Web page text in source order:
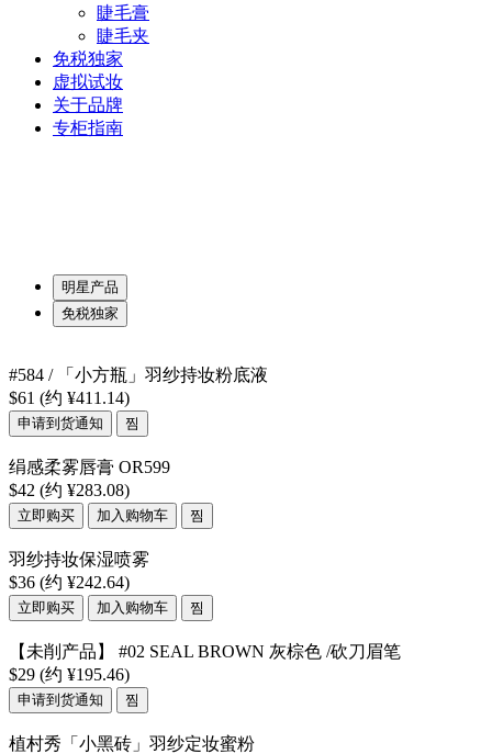
睫毛膏
睫毛夹
免税独家
虚拟试妆
关于品牌
专柜指南
明星产品
免税独家
#584 / 「小方瓶」羽纱持妆粉底液
$61 (约 ¥411.14)
申请到货通知 찜
绢感柔雾唇膏 OR599
$42 (约 ¥283.08)
立即购买 加入购物车 찜
羽纱持妆保湿喷雾
$36 (约 ¥242.64)
立即购买 加入购物车 찜
【未削产品】 #02 SEAL BROWN 灰棕色 /砍刀眉笔
$29 (约 ¥195.46)
申请到货通知 찜
植村秀「小黑砖」羽纱定妆蜜粉